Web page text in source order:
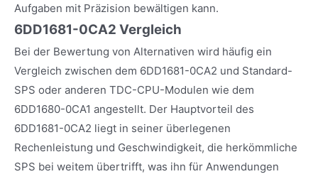
Aufgaben mit Präzision bewältigen kann.
6DD1681-0CA2 Vergleich
Bei der Bewertung von Alternativen wird häufig ein
Vergleich zwischen dem 6DD1681-0CA2 und Standard-
SPS oder anderen TDC-CPU-Modulen wie dem
6DD1680-0CA1 angestellt. Der Hauptvorteil des
6DD1681-0CA2 liegt in seiner überlegenen
Rechenleistung und Geschwindigkeit, die herkömmliche
SPS bei weitem übertrifft, was ihn für Anwendungen